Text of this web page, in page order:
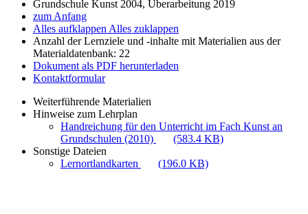
Grundschule Kunst 2004, Überarbeitung 2019
zum Anfang
Alles aufklappen Alles zuklappen
Anzahl der Lernziele und -inhalte mit Materialien aus der
Materialdatenbank: 22
Dokument als PDF herunterladen
Kontaktformular
Weiterführende Materialien
Hinweise zum Lehrplan
Handreichung für den Unterricht im Fach Kunst an
Grundschulen (2010)
(583.4 KB)
Sonstige Dateien
Lernortlandkarten
(196.0 KB)